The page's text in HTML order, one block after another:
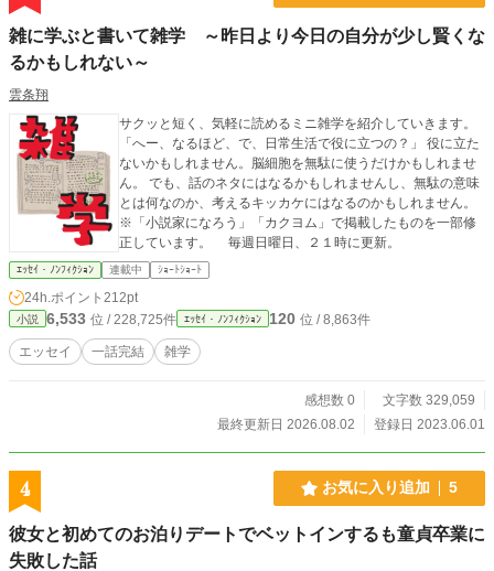
雑に学ぶと書いて雑学 ～昨日より今日の自分が少し賢くな
るかもしれない～
雲条翔
サクッと短く、気軽に読めるミニ雑学を紹介していきます。
「へー、なるほど、で、日常生活で役に立つの？」 役に立た
ないかもしれません。脳細胞を無駄に使うだけかもしれませ
ん。 でも、話のネタにはなるかもしれませんし、無駄の意味
とは何なのか、考えるキッカケにはなるのかもしれません。
※「小説家になろう」「カクヨム」で掲載したものを一部修
正しています。 毎週日曜日、２１時に更新。
ｴｯｾｲ・ﾉﾝﾌｨｸｼｮﾝ 連載中 ｼｮｰﾄｼｮｰﾄ
24h.ポイント 212pt
小説 6,533 位 / 228,725件 ｴｯｾｲ・ﾉﾝﾌｨｸｼｮﾝ 120 位 / 8,863件
エッセイ 一話完結 雑学
感想数 0
文字数 329,059
最終更新日 2026.08.02
登録日 2023.06.01
4 お気に入り追加 5
彼女と初めてのお泊りデートでベットインするも童貞卒業に
失敗した話